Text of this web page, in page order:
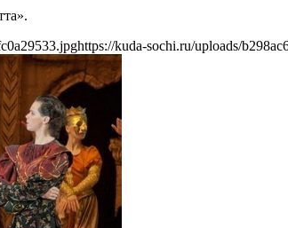
https://kuda-sochi.ru/uploads/